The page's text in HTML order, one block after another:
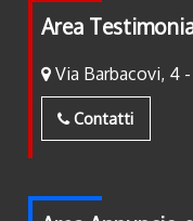
Area
Via Barbacovi, 4
Contatti